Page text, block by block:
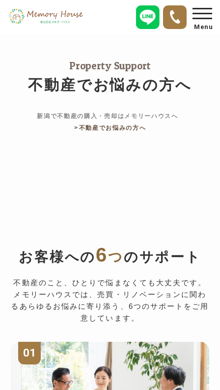
Menu
Property Support
不動産でお悩みの方へ
新潟で不動産の購入・売却はメモリーハウスへ
不動産でお悩みの方へ
お客様への6つのサポート
不動産のこと、ひとりで悩まなくても大丈夫です。
メモリーハウスでは、売買・リノベーションに関わ
るあらゆるお悩みに寄り添う、6つのサポートをご用
意しています。
01